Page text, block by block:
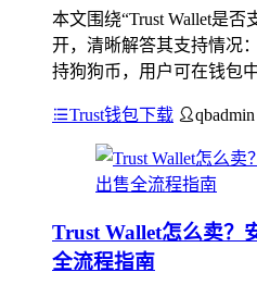
本文围绕“Trust Wallet是
开，清晰解答其支持情况
持狗狗币，用户可在钱包
Trust钱包下载 qbadmin
Trust Wallet怎么卖？
全流程指南